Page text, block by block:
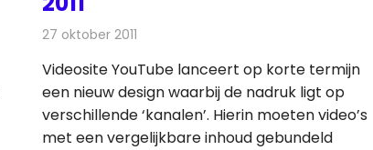
27 oktober 2011
Videosite YouTube lanceert op korte termijn
een nieuw design waarbij de nadruk ligt op
verschillende ‘kanalen’. Hierin moeten video’s
met een vergelijkbare inhoud gebundeld